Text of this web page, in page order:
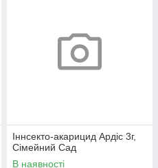
Іннсекто-акарицид Ардіс 3г,
Сімейний Сад
В наявності